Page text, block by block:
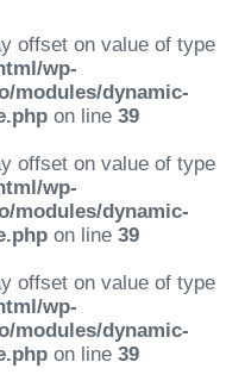
offset on value of type
wp-
modules/dynamic-
on line 39
offset on value of type
wp-
modules/dynamic-
on line 39
offset on value of type
wp-
modules/dynamic-
on line 39